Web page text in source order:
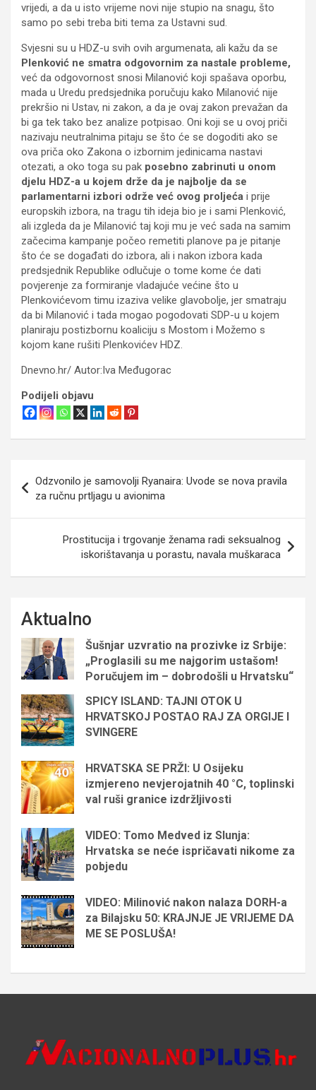
vrijedi, a da u isto vrijeme novi nije stupio na snagu, što
samo po sebi treba biti tema za Ustavni sud.
Svjesni su u HDZ-u svih ovih argumenata, ali kažu da se
Plenković ne smatra odgovornim za nastale probleme,
već da odgovornost snosi Milanović koji spašava oporbu,
mada u Uredu predsjednika poručuju kako Milanović nije
prekršio ni Ustav, ni zakon, a da je ovaj zakon prevažan da
bi ga tek tako bez analize potpisao. Oni koji se u ovoj priči
nazivaju neutralnima pitaju se što će se dogoditi ako se
ova priča oko Zakona o izbornim jedinicama nastavi
otezati, a oko toga su pak posebno zabrinuti u onom
djelu HDZ-a u kojem drže da je najbolje da se
parlamentarni izbori održe već ovog proljeća i prije
europskih izbora, na tragu tih ideja bio je i sami Plenković,
ali izgleda da je Milanović taj koji mu je već sada na samim
začecima kampanje počeo remetiti planove pa je pitanje
što će se događati do izbora, ali i nakon izbora kada
predsjednik Republike odlučuje o tome kome će dati
povjerenje za formiranje vladajuće većine što u
Plenkovićevom timu izaziva velike glavobolje, jer smatraju
da bi Milanović i tada mogao pogodovati SDP-u u kojem
planiraju postizbornu koaliciju s Mostom i Možemo s
kojom kane rušiti Plenkovićev HDZ.
Dnevno.hr/ Autor:Iva Međugorac
Podijeli objavu
objava
Odzvonilo je samovolji Ryanaira: Uvode se nova pravila
za ručnu prtljagu u avionima
Prostitucija i trgovanje ženama radi seksualnog
iskorištavanja u porastu, navala muškaraca
Aktualno
Šušnjar uzvratio na prozivke iz Srbije:
„Proglasili su me najgorim ustašom!
Poručujem im – dobrodošli u Hrvatsku“
SPICY ISLAND: TAJNI OTOK U
HRVATSKOJ POSTAO RAJ ZA ORGIJE I
SVINGERE
HRVATSKA SE PRŽI: U Osijeku
izmjereno nevjerojatnih 40 °C, toplinski
val ruši granice izdržljivosti
VIDEO: Tomo Medved iz Slunja:
Hrvatska se neće ispričavati nikome za
pobjedu
VIDEO: Milinović nakon nalaza DORH-a
za Bilajsku 50: KRAJNJE JE VRIJEME DA
ME SE POSLUŠA!